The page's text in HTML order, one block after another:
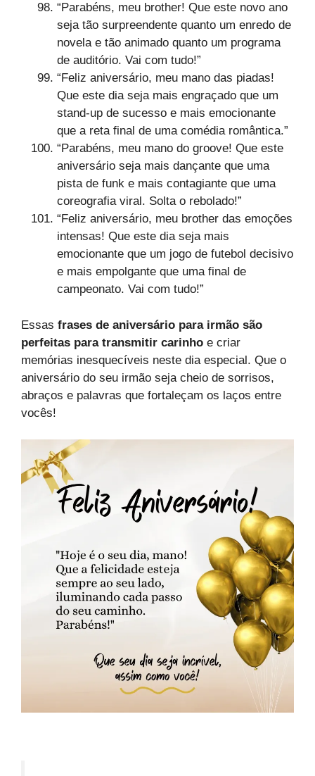
“Parabéns, meu brother! Que este novo ano
seja tão surpreendente quanto um enredo de
novela e tão animado quanto um programa
de auditório. Vai com tudo!”
“Feliz aniversário, meu mano das piadas!
Que este dia seja mais engraçado que um
stand-up de sucesso e mais emocionante
que a reta final de uma comédia romântica.”
“Parabéns, meu mano do groove! Que este
aniversário seja mais dançante que uma
pista de funk e mais contagiante que uma
coreografia viral. Solta o rebolado!”
“Feliz aniversário, meu brother das emoções
intensas! Que este dia seja mais
emocionante que um jogo de futebol decisivo
e mais empolgante que uma final de
campeonato. Vai com tudo!”
Essas frases de aniversário para irmão são
perfeitas para transmitir carinho e criar
memórias inesquecíveis neste dia especial. Que o
aniversário do seu irmão seja cheio de sorrisos,
abraços e palavras que fortaleçam os laços entre
vocês!